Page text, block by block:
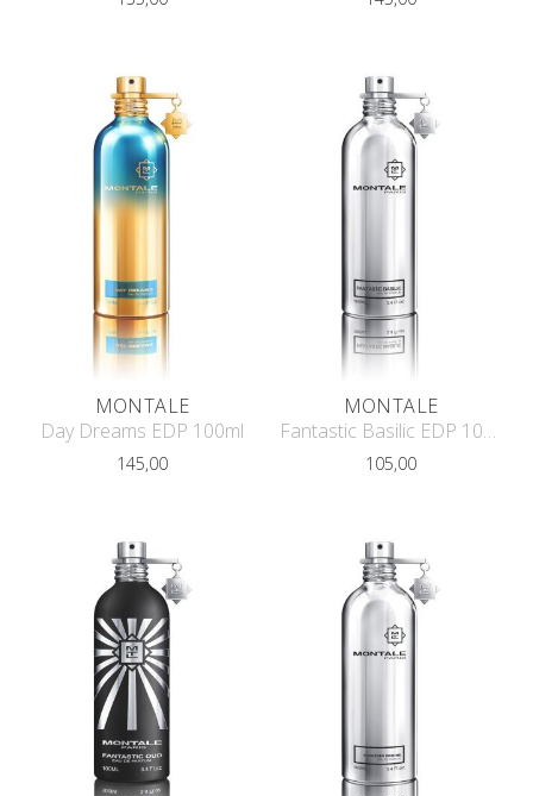
MONTALE
Day Dreams EDP 100ml
145,00
MONTALE
Fantastic Basilic EDP 100ml
105,00